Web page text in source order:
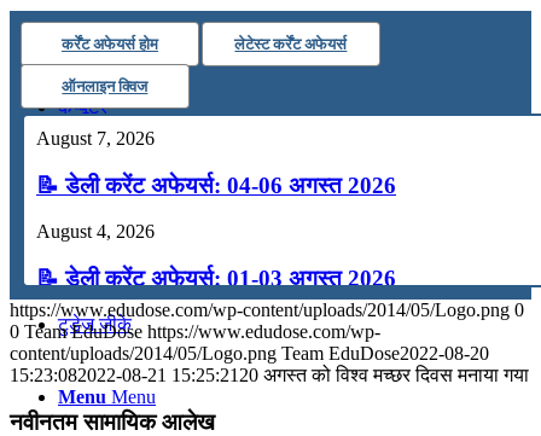
तर्कशक्ति
कंप्यूटर
अंग्रेजी
टुडेज जीके
Menu Menu
कर्रेंट अफेयर्स होम लेटेस्ट कर्रेंट अफेयर्स
ऑनलाइन क्विज
August 7, 2026
📝 डेली करेंट अफेयर्स: 04-06 अगस्त 2026
August 4, 2026
📝 डेली करेंट अफेयर्स: 01-03 अगस्त 2026
July 31, 2026
📝 डेली करेंट अफेयर्स: 28-31 जुलाई 2026
July 28, 2026
https://www.edudose.com/wp-content/uploads/2014/05/Logo.png 0
0 Team EduDose https://www.edudose.com/wp-
content/uploads/2014/05/Logo.png Team EduDose2022-08-20
15:23:082022-08-21 15:25:21 20 अगस्त को विश्व मच्छर दिवस मनाया गया
नवीनतम सामायिक आलेख